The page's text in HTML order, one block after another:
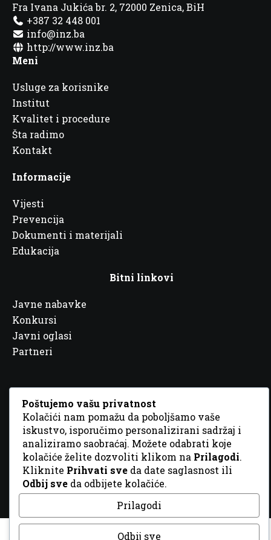
Fra Ivana Jukića br. 2, 72000 Zenica, BiH
+387 32 448 001
info@inz.ba
http://www.inz.ba
Meni
Usluge za korisnike
Institut
Kvalitet i procedure
Šta radimo
Kontakt
Informacije
Vijesti
Prevencija
Dokumenti i materijali
Edukacija
Bitni linkovi
Javne nabavke
Konkursi
Javni oglasi
Partneri
© 2026 Sva prava zadržana. DizajnGordonDM
Poštujemo vašu privatnost
Kolačići nam pomažu da poboljšamo vaše
iskustvo, isporučimo personalizirani sadržaj i
analiziramo saobraćaj. Možete odabrati koje
kolačiće želite dozvoliti klikom na Prilagodi.
Kliknite Prihvati sve da date saglasnost ili
Odbij sve da odbijete kolačiće.
Prilagodi
Odbij sve